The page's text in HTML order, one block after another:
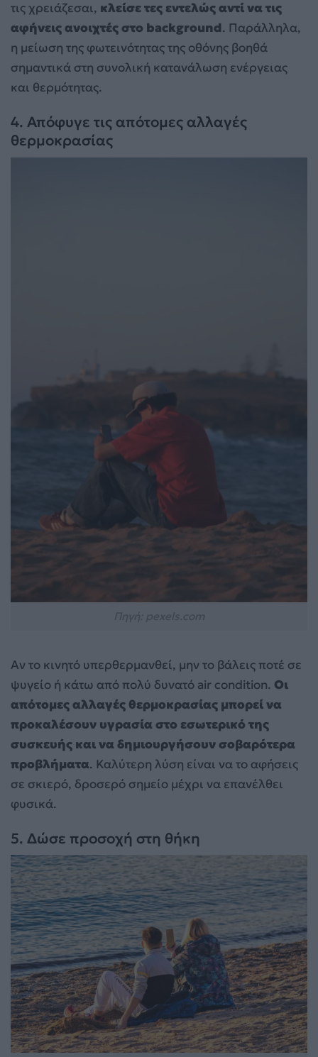
τις χρειάζεσαι, κλείσε τες εντελώς αντί να τις
αφήνεις ανοιχτές στο background. Παράλληλα,
η μείωση της φωτεινότητας της οθόνης βοηθά
σημαντικά στη συνολική κατανάλωση ενέργειας
και θερμότητας.
4. Απόφυγε τις απότομες αλλαγές
θερμοκρασίας
Αν το κινητό υπερθερμανθεί, μην το βάλεις ποτέ σε
ψυγείο ή κάτω από πολύ δυνατό air condition. Οι
απότομες αλλαγές θερμοκρασίας μπορεί να
προκαλέσουν υγρασία στο εσωτερικό της
συσκευής και να δημιουργήσουν σοβαρότερα
προβλήματα. Καλύτερη λύση είναι να το αφήσεις
σε σκιερό, δροσερό σημείο μέχρι να επανέλθει
φυσικά.
5. Δώσε προσοχή στη θήκη